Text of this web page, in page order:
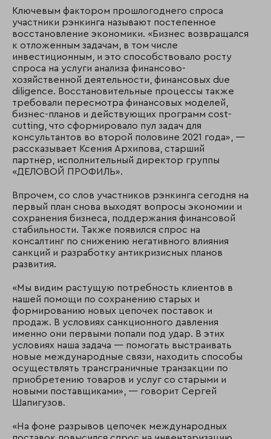
Ключевым фактором прошлогоднего спроса
участники рэнкинга называют постепенное
восстановление экономики. «Бизнес возвращался
к отложенным задачам, в том числе
инвестиционным, и это способствовало росту
спроса на услуги анализа финансово-
хозяйственной деятельности, финансовых due
diligence. Восстановительные процессы также
требовали пересмотра финансовых моделей,
бизнес-планов и действующих программ cost-
cutting, что сформировало пул задач для
консультантов во второй половине 2021 года», —
рассказывает Ксения Архипова, старший
партнёр, исполнительный директор группы
«ДЕЛОВОЙ ПРОФИЛЬ».
Впрочем, со слов участников рэнкинга сегодня на
первый план снова выходят вопросы экономии и
сохранения бизнеса, поддержания финансовой
стабильности. Также появился спрос на
консалтинг по снижению негативного влияния
санкций и разработку антикризисных планов
развития.
«Мы видим растущую потребность клиентов в
нашей помощи по сохранению старых и
формированию новых цепочек поставок и
продаж. В условиях санкционного давления
именно они первыми попали под удар. В этих
условиях наша задача — помогать выстраивать
новые международные связи, находить способы
осуществлять трансграничные транзакции по
приобретению товаров и услуг со старыми и
новыми поставщиками», — говорит Сергей
Шапигузов.
«На фоне разрывов цепочек международных